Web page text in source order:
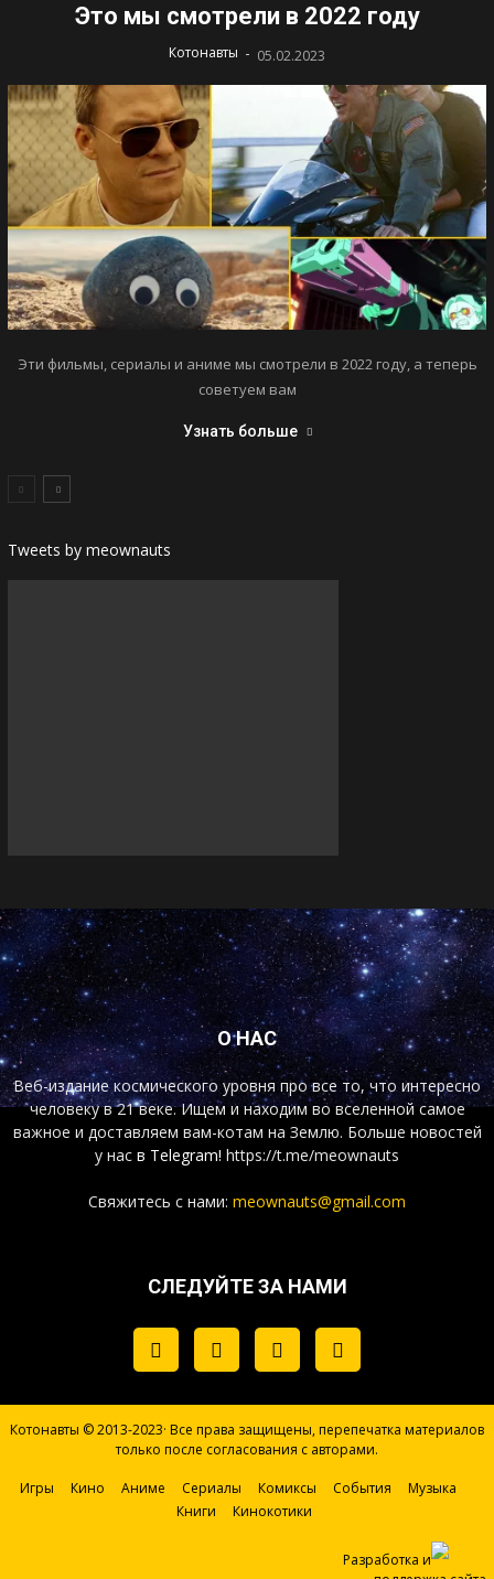
Это мы смотрели в 2022 году
Котонавты - 05.02.2023
Эти фильмы, сериалы и аниме мы смотрели в 2022 году, а теперь
советуем вам
Узнать больше
Tweets by meownauts
О НАС
Веб-издание космического уровня про все то, что интересно
человеку в 21 веке. Ищем и находим во вселенной самое
важное и доставляем вам-котам на Землю. Больше новостей
у нас в Telegram! https://t.me/meownauts
Свяжитесь с нами: meownauts@gmail.com
СЛЕДУЙТЕ ЗА НАМИ
Котонавты © 2013-2023· Все права защищены, перепечатка материалов
только после согласования с авторами.
Игры Кино Аниме Сериалы Комиксы События
Музыка
Книги
Кинокотики
Разработка и